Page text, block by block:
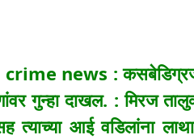
news : कसबेडिग्रज
गुन्हा दाखल. : मिरज
त्याच्या आई वडिलांना